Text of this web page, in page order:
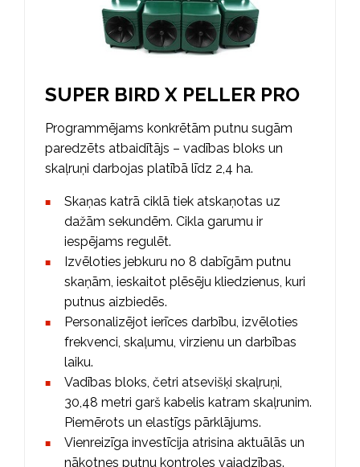
SUPER BIRD X PELLER PRO
Programmējams konkrētām putnu sugām
paredzēts atbaidītājs – vadības bloks un
skaļruņi darbojas platībā līdz 2,4 ha.
Skaņas katrā ciklā tiek atskaņotas uz
dažām sekundēm. Cikla garumu ir
iespējams regulēt.
Izvēloties jebkuru no 8 dabīgām putnu
skaņām, ieskaitot plēsēju kliedzienus, kuri
putnus aizbiedēs.
Personalizējot ierīces darbību, izvēloties
frekvenci, skaļumu, virzienu un darbības
laiku.
Vadības bloks, četri atsevišķi skaļruņi,
30,48 metri garš kabelis katram skaļrunim.
Piemērots un elastīgs pārklājums.
Vienreizīga investīcija atrisina aktuālās un
nākotnes putnu kontroles vajadzības.